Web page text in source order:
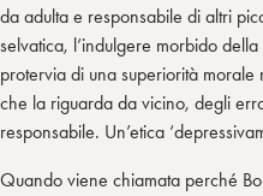
da adulta e responsabile di altri
selvatica, l’indulgere morbido
protervia di una superiorità
che la riguarda da vicino, degli
responsabile. Un’etica
Quando viene chiamata perché